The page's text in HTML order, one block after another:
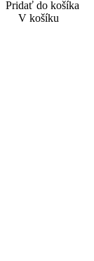
Pridať do košíka
V košíku